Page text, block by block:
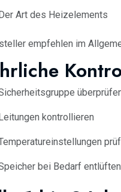
Art des Heizelements
empfehlen im
kontrollieren
bei Bedarf entlüften